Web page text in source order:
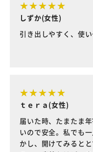
しずか(女性)
引き出しやすく、使
ｔｅｒａ(女性)
届いた時、たまたま
いので安全。私でも
かし、開けてみると